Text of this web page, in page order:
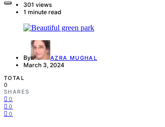
301 views
1 minute read
By AZRA MUGHAL
March 3, 2024
TOTAL
0
SHARES
0
0
0